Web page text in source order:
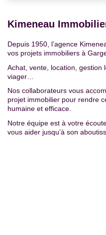
Kimeneau
Depuis 1950, l’agence
vos projets immobiliers à
Achat, vente, location, gestion
viager…
Nos collaborateurs vous
projet immobilier pour rendre
humaine et efficace.
Notre équipe est à votre
vous aider jusqu’à son